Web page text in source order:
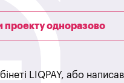
проекту одноразово
LIQPAY, або